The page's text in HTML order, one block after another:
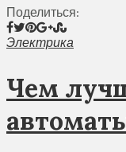
Поделиться:
Электрика
Чем